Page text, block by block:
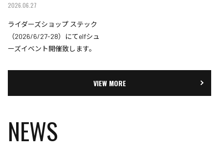
2026.06.27
ライダーズショップ ステック
（2026/6/27-28）にてelfシュ
ーズイベント開催致します。
VIEW MORE
NEWS